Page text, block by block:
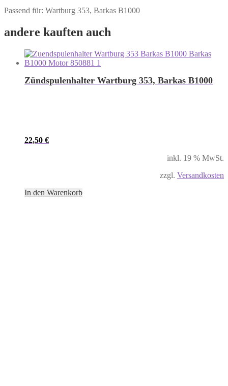
Passend für: Wartburg 353, Barkas B1000
andere kauften auch
Zündspulenhalter Wartburg 353, Barkas B1000
22,50 €
inkl. 19 % MwSt.
zzgl. Versandkosten
In den Warenkorb